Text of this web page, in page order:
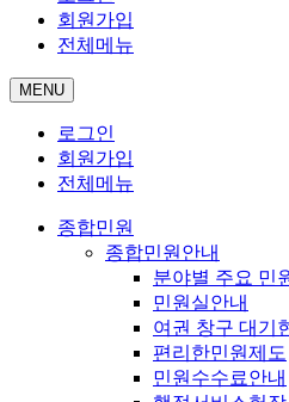
회원가입
전체메뉴
MENU
로그인
회원가입
전체메뉴
종합민원
종합민원안내
분야별 주요 민
민원실안내
여권 창구 대기
편리한민원제도
민원수수료안내